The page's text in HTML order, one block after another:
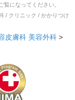
になってください。
/ クリニック / かかりつけ
皮膚科 美容外科 >